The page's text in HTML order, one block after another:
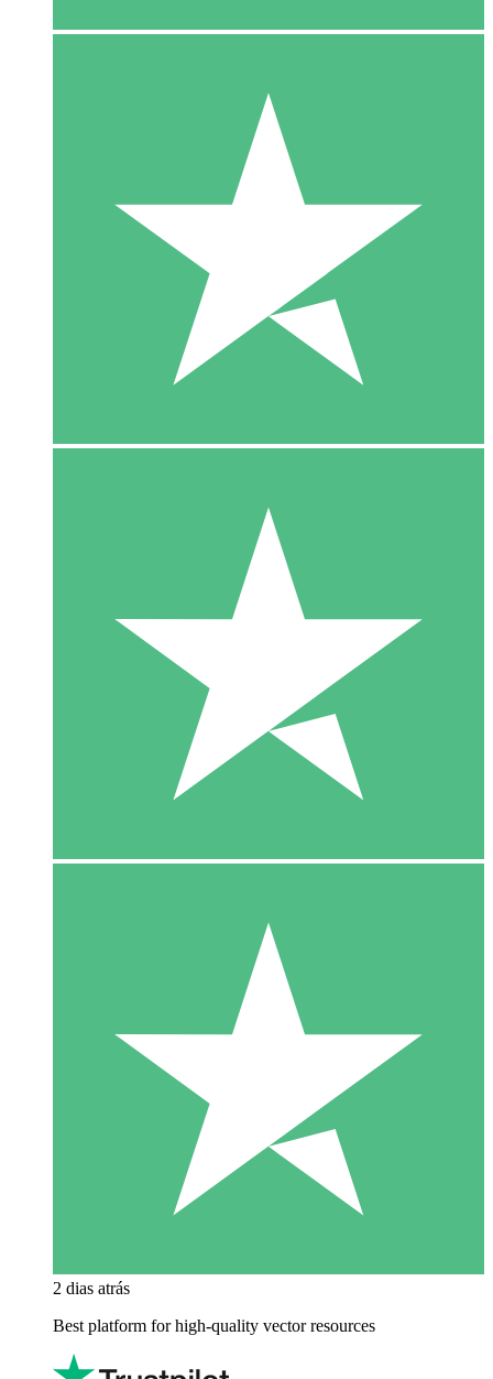
2 dias atrás
Best platform for high-quality vector resources